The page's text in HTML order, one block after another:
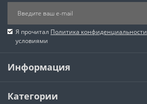
Я прочитал Политика конфиденциальности
условиями
Информация
Категории